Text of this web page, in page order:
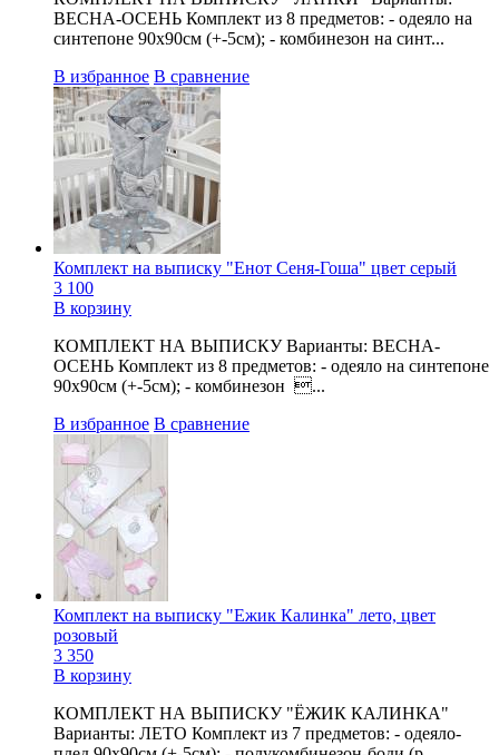
ВЕСНА-ОСЕНЬ Комплект из 8 предметов: - одеяло на
синтепоне 90х90см (+-5см); - комбинезон на синт...
В избранное В сравнение
Комплект на выписку "Енот Сеня-Гоша" цвет серый
3 100
В корзину
КОМПЛЕКТ НА ВЫПИСКУ Варианты: ВЕСНА-
ОСЕНЬ Комплект из 8 предметов: - одеяло на синтепоне
90х90см (+-5см); - комбинезон ...
В избранное В сравнение
Комплект на выписку "Ежик Калинка" лето, цвет
розовый
3 350
В корзину
КОМПЛЕКТ НА ВЫПИСКУ "ЁЖИК КАЛИНКА"
Варианты: ЛЕТО Комплект из 7 предметов: - одеяло-